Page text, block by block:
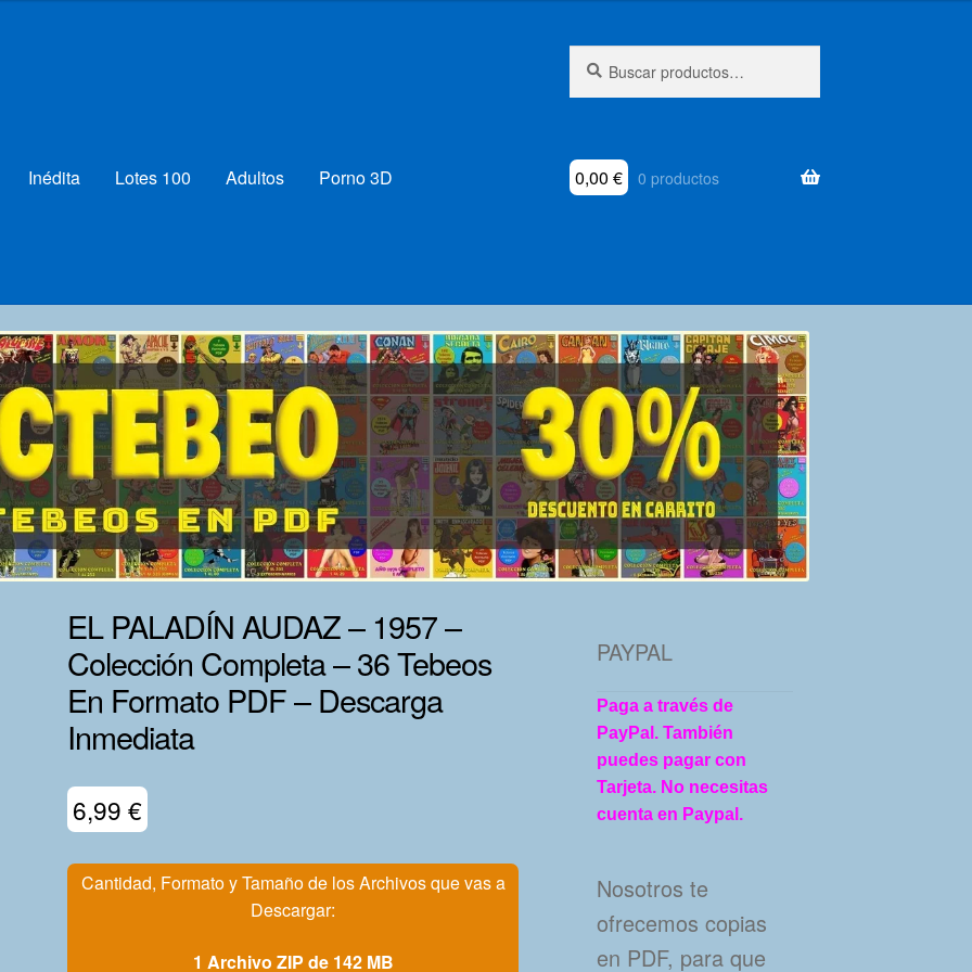
por:
Inédita Lotes 100 Adultos Porno 3D 0,00 € 0 productos
EL PALADÍN AUDAZ – 1957 –
Colección Completa – 36 Tebeos
En Formato PDF – Descarga
Inmediata
6,99€
Cantidad, Formato y Tamaño de los Archivos que vas a
Descargar:
1 Archivo ZIP de 142 MB
PAYPAL
Paga a través de
PayPal. También
puedes pagar con
Tarjeta. No necesitas
cuenta en Paypal.
Nosotros te
ofrecemos copias
en PDF, para que